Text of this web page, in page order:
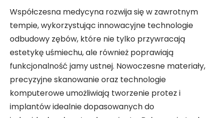
Współczesna medycyna rozwija się w zawrotnym
tempie, wykorzystując innowacyjne technologie
odbudowy zębów, które nie tylko przywracają
estetykę uśmiechu, ale również poprawiają
funkcjonalność jamy ustnej. Nowoczesne materiały,
precyzyjne skanowanie oraz technologie
komputerowe umożliwiają tworzenie protez i
implantów idealnie dopasowanych do